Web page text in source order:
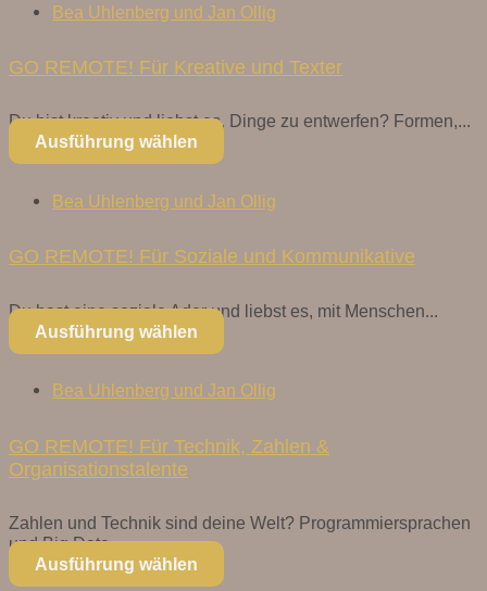
Bea Uhlenberg und Jan Ollig
GO REMOTE! Für Kreative und Texter
Du bist kreativ und liebst es, Dinge zu entwerfen? Formen,...
Ausführung wählen
Bea Uhlenberg und Jan Ollig
GO REMOTE! Für Soziale und Kommunikative
Du hast eine soziale Ader und liebst es, mit Menschen...
Ausführung wählen
Bea Uhlenberg und Jan Ollig
GO REMOTE! Für Technik, Zahlen &
Organisationstalente
Zahlen und Technik sind deine Welt? Programmiersprachen
und Big Data...
Ausführung wählen